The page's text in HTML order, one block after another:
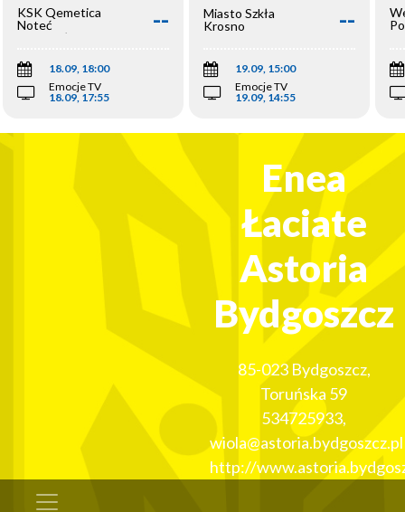
KSK Qemetica
Noteć
Inowrocław
--
18.09, 18:00
Emocje TV
18.09, 17:55
Miasto Szkła
Krosno
--
19.09, 15:00
Emocje TV
19.09, 14:55
Enea
Łaciate
Astoria
Bydgoszcz
85-023 Bydgoszcz,
Toruńska 59
534725933,
wiola@astoria.bydgoszcz.pl
http://